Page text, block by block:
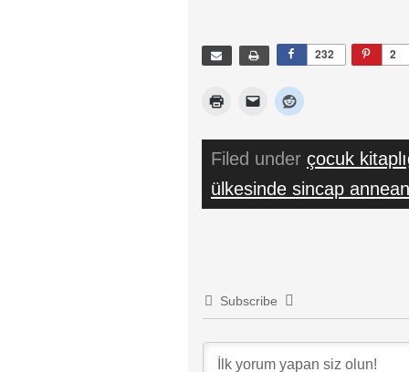
232 2
Filed under çocuk
ülkesinde sincap
Subscribe